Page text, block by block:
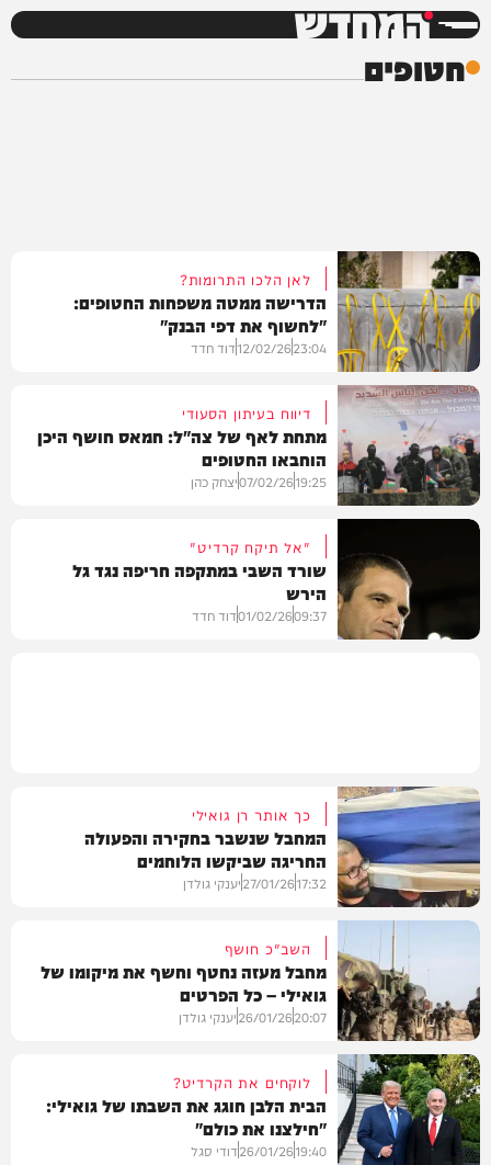
המחדש
חטופים
חדשות
לאן הלכו התרומות?
הדרישה ממטה משפחות החטופים:
"לחשוף את דפי הבנק"
23:04
12/02/26דוד חדד
חדשות
דיווח בעיתון הסעודי
מתחת לאף של צה"ל: חמאס חושף היכן
הוחבאו החטופים
19:25
07/02/26יצחק כהן
"אל תיקח קרדיט"
שורד השבי במתקפה חריפה נגד גל
הירש
09:37
01/02/26דוד חדד
חדשות
כך אותר רן גואילי
המחבל שנשבר בחקירה והפעולה
החריגה שביקשו הלוחמים
17:32
27/01/26יענקי גולדן
חדשות
השב"כ חושף
מחבל מעזה נחטף וחשף את מיקומו של
גואילי – כל הפרטים
20:07
26/01/26יענקי גולדן
לוקחים את הקרדיט?
הבית הלבן חוגג את השבתו של גואילי:
"חילצנו את כולם"
19:40
26/01/26דודי סגל